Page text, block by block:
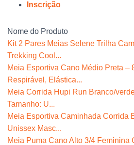
Inscrição
Nome do Produto
Kit 2 Pares Meias Selene Trilha
Trekking Cool...
Meia Esportiva Cano Médio Preta –
Respirável, Elástica...
Meia Corrida Hupi Run Branco/
Tamanho: U...
Meia Esportiva Caminhada Corrida
Unissex Masc...
Meia Puma Cano Alto 3/4 Feminina